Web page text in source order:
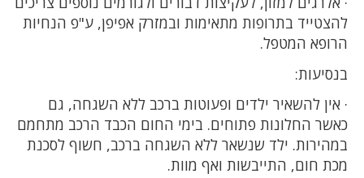
להצטייד בתרופות מתאימות ובמזרק אפיפן, ע"פ הנחיות
הרופא המטפל.
בנסיעות:
· אין להשאיר ילדים ופעוטות ברכב ללא השגחה, גם
כאשר החלונות פתוחים. בימי החום הכבד הרכב מתחמם
במהירות. ילד שנשאר ללא השגחה ברכב, חשוף לסכנת
מכת חום, התייבשות ואף מוות.